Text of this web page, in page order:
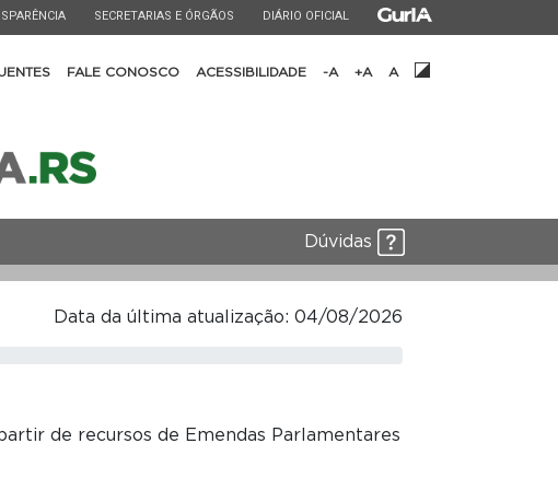
ESTADO
SECRETARIAS E ÓRGÃOS ESTADO
DIÁRIO OFICIAL ESTADO
FALE CONOSCO ACESSIBILIDADE -A +A A
Dúvidas
Data da última atualização: 04/08/2026
de recursos de Emendas Parlamentares